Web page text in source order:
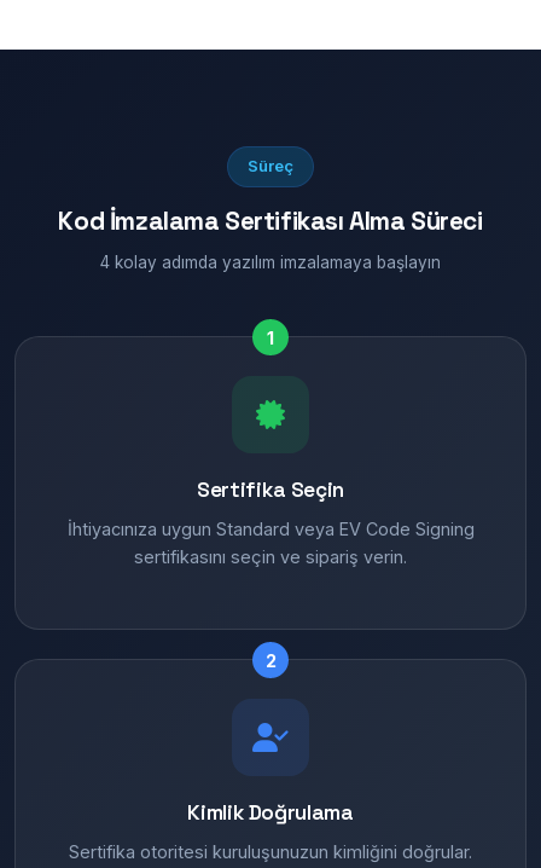
Süreç
Kod İmzalama Sertifikası Alma Süreci
4 kolay adımda yazılım imzalamaya başlayın
1
Sertifika Seçin
İhtiyacınıza uygun Standard veya EV Code Signing
sertifikasını seçin ve sipariş verin.
2
Kimlik Doğrulama
Sertifika otoritesi kuruluşunuzun kimliğini doğrular.